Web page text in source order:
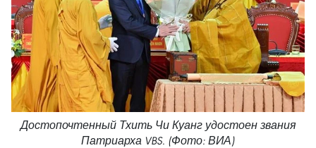
Достопочтенный Тхить Чи Куанг удостоен звания
Патриарха VBS. (Фото: ВИА)